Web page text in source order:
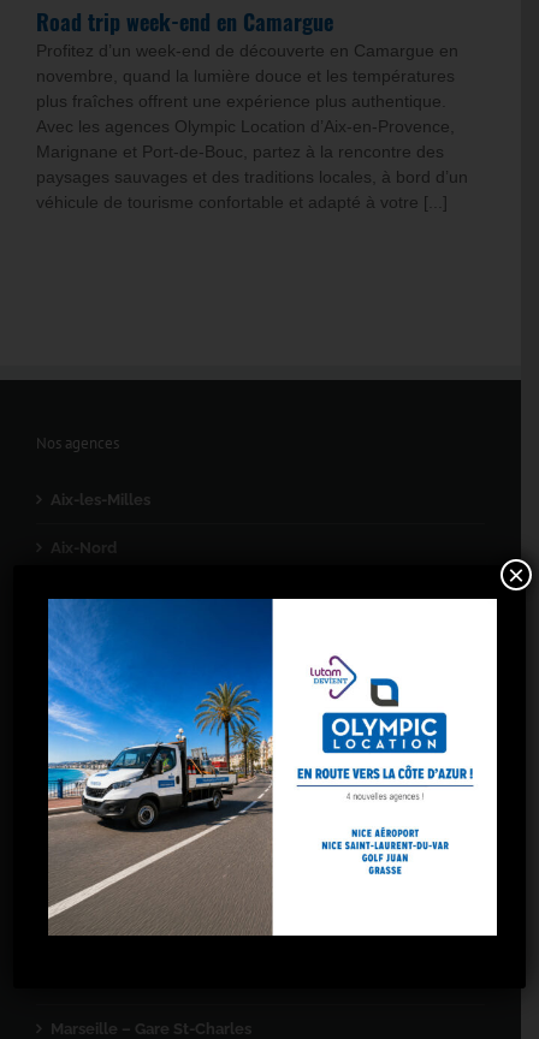
Road trip week-end en Camargue
Profitez d’un week-end de découverte en Camargue en
novembre, quand la lumière douce et les températures
plus fraîches offrent une expérience plus authentique.
Avec les agences Olympic Location d’Aix-en-Provence,
Marignane et Port-de-Bouc, partez à la rencontre des
paysages sauvages et des traditions locales, à bord d’un
véhicule de tourisme confortable et adapté à votre [...]
Nos agences
Aix-les-Milles
Aix-Nord
Aubagne
Gardanne
La Ciotat
Marignane
Port-de-Bouc
Salon-de-Provence
Toulon
Toulon La Garde
Marseille – Gare St-Charles
×